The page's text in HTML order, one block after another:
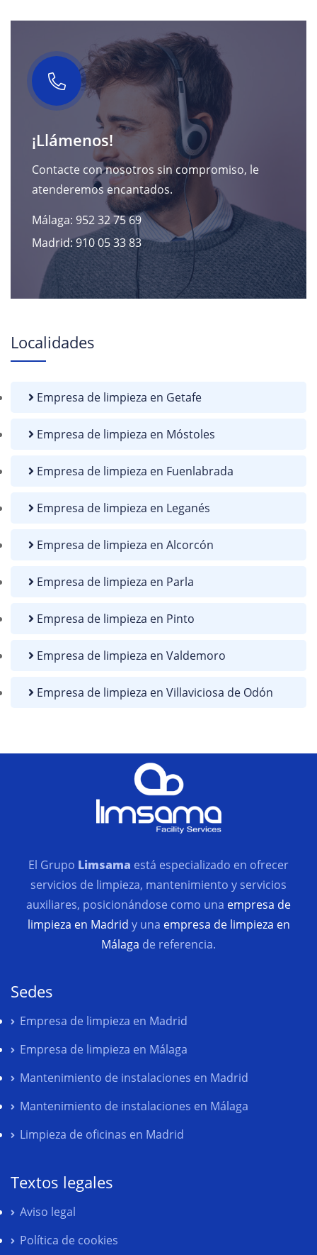
¡Llámenos!
Contacte con nosotros sin compromiso, le
atenderemos encantados.
Málaga: 952 32 75 69
Madrid: 910 05 33 83
Localidades
Empresa de limpieza en Getafe
Empresa de limpieza en Móstoles
Empresa de limpieza en Fuenlabrada
Empresa de limpieza en Leganés
Empresa de limpieza en Alcorcón
Empresa de limpieza en Parla
Empresa de limpieza en Pinto
Empresa de limpieza en Valdemoro
Empresa de limpieza en Villaviciosa de Odón
El Grupo Limsama está especializado en ofrecer
servicios de limpieza, mantenimiento y servicios
auxiliares, posicionándose como una empresa de
limpieza en Madrid y una empresa de limpieza en
Málaga de referencia.
Sedes
Empresa de limpieza en Madrid
Empresa de limpieza en Málaga
Mantenimiento de instalaciones en Madrid
Mantenimiento de instalaciones en Málaga
Limpieza de oficinas en Madrid
Textos legales
Aviso legal
Política de cookies